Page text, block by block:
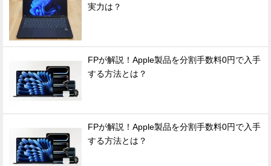
実力は？
FPが解説！Apple製品を分割手数料0円で入手
する方法とは？
FPが解説！Apple製品を分割手数料0円で入手
する方法とは？